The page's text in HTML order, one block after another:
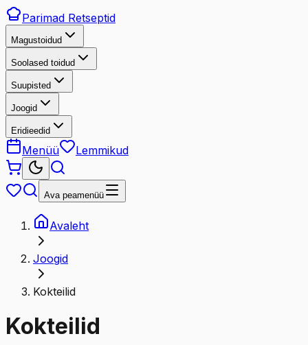
Parimad Retseptid
Magustoidud
Soolased toidud
Suupisted
Joogid
Eridieedid
Menüü Lemmikud
Ava peamenüü
Avaleht
Joogid
Kokteilid
Kokteilid